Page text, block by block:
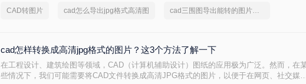
CAD转图片 cad怎么导出jpg格式高清图 cad三围图导出能转的图片格式
cad怎样转换成高清jpg格式的图片？这3个方法了解一下
在工程设计、建筑绘图等领域，CAD（计算机辅助设计）图纸的应用极为广泛。然而，在
些情况下，我们可能需要将CAD文件转换成高清JPG格式的图片，以便于在网页、社交媒